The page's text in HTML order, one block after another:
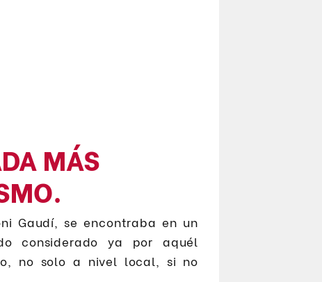
MÁS
Gaudí, se encontraba en un
considerado ya por aquél
no solo a nivel local, si no